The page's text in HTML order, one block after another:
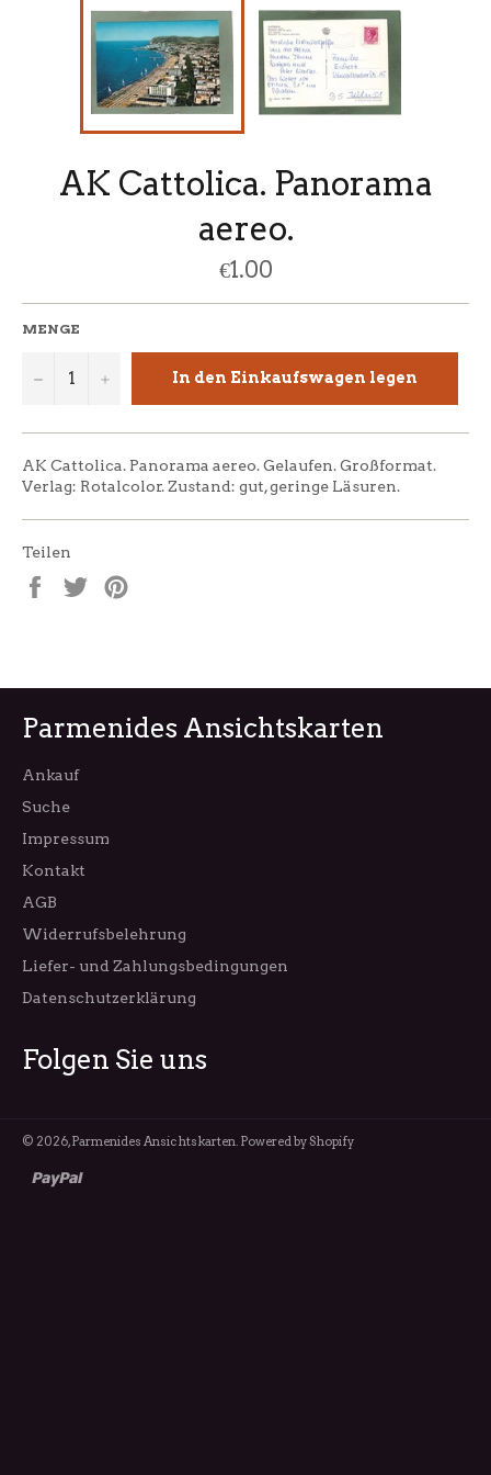
AK Cattolica. Panorama
aereo.
Normaler
Preis
€1.00
MENGE
− + In den Einkaufswagen legen
AK Cattolica. Panorama aereo. Gelaufen. Großformat.
Verlag: Rotalcolor. Zustand: gut, geringe Läsuren.
Teilen
Auf
Facebook
Auf
Twitter
Parmenides Ansichtskarten
Ankauf
Suche
Impressum
Kontakt
AGB
Widerrufsbelehrung
Liefer- und Zahlungsbedingungen
Datenschutzerklärung
Folgen Sie uns
© 2026,Parmenides Ansichtskarten. Powered by Shopify